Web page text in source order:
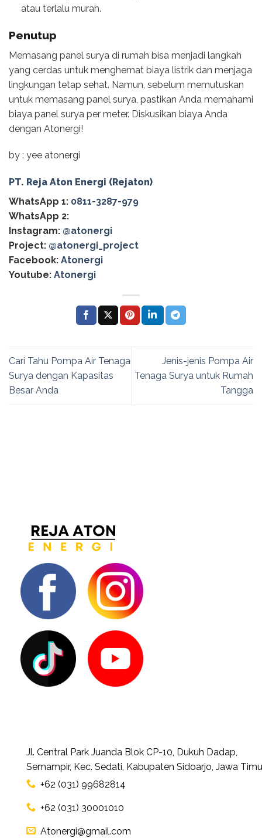
atau terlalu murah.
Penutup
Memasang panel surya di rumah bisa menjadi langkah
yang cerdas untuk menghemat biaya listrik dan menjaga
lingkungan tetap sehat. Namun, sebelum memutuskan
untuk memasang panel surya, pastikan Anda memahami
biaya panel surya per meter. Diskusikan biaya Anda
dengan Atonergi!
by : yee atonergi
PT. Reja Aton Energi (Rejaton)
WhatsApp 1: 0811-3287-979
WhatsApp 2:
Instagram: @atonergi
Project: @atonergi_project
Facebook: Atonergi
Youtube: Atonergi
Cari Tahu Pompa Air Tenaga
Surya dengan Kapasitas
Besar Anda
Jenis-jenis Pompa Air
Tenaga Surya untuk Rumah
Tangga
Jl. Central Park Juanda Blok CP-10, Dukuh Dadap,
Semampir, Kec. Sedati, Kabupaten Sidoarjo, Jawa
+62 (031) 99682814
+62 (031) 30001010
Atonergi@gmail.com